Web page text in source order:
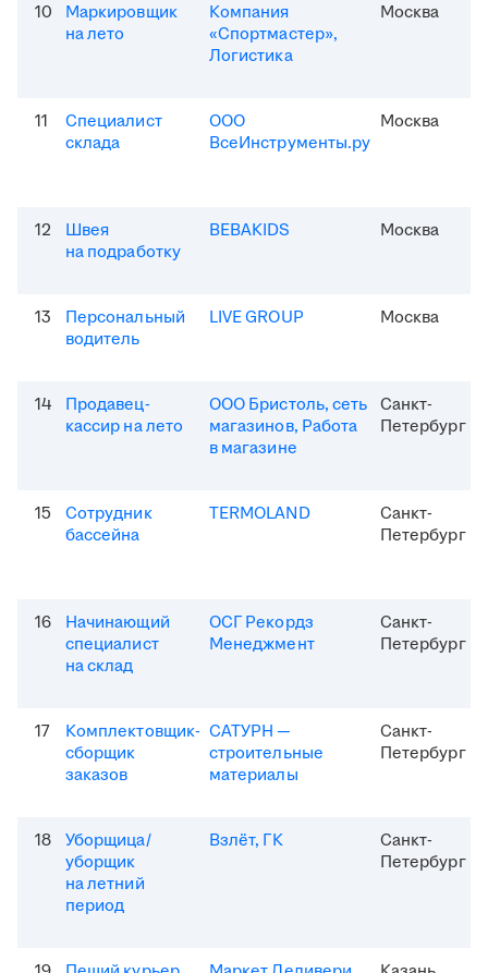
10
Маркировщик
на лето
Компания
«Спортмастер»,
Логистика
Москва
11
Специалист
склада
ООО
ВсеИнструменты.ру
Москва
12
Швея
на подработку
BEBAKIDS Москва
13
Персональный
водитель
LIVE GROUP Москва
14
Продавец-
кассир на лето
ООО Бристоль, сеть
магазинов, Работа
в магазине
Санкт-
Петербург
15
Сотрудник
бассейна
TERMOLAND
Санкт-
Петербург
16
Начинающий
специалист
на склад
ОСГ Рекордз
Менеджмент
Санкт-
Петербург
17
Комплектовщик-
сборщик
заказов
САТУРН —
строительные
материалы
Санкт-
Петербург
18
Уборщица/
уборщик
на летний
период
Взлёт, ГК
Санкт-
Петербург